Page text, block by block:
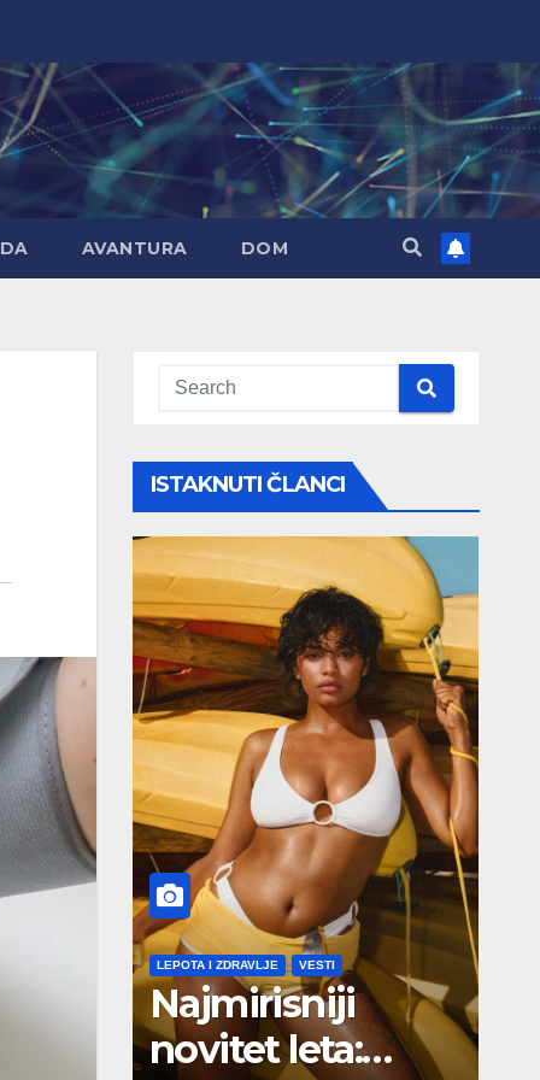
AVANTURA DOM
ISTAKNUTI ČLANCI
LEPOTA I ZDRAVLJE VESTI
Najmirisniji
novitet leta: